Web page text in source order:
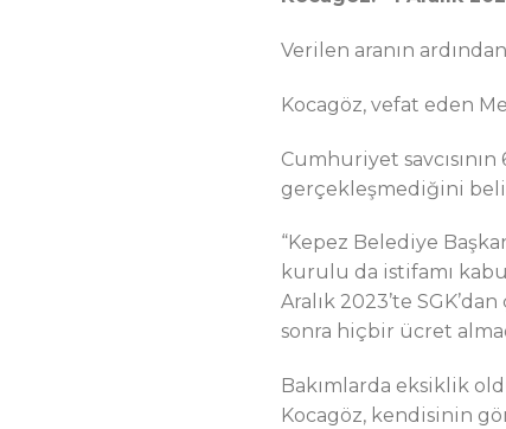
Verilen aranın
Kocagöz, vefat eden
Cumhuriyet
gerçekleşmediğini
“Kepez Belediye
kurulu da istifamı
Aralık 2023’te
sonra hiçbir ücret
Bakımlarda eksiklik
Kocagöz, kendisinin